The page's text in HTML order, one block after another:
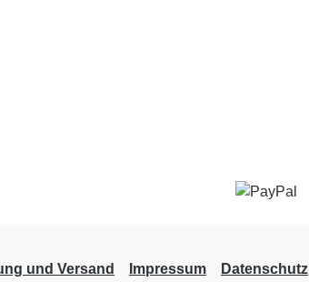
und Versand Impressum Datenschutz